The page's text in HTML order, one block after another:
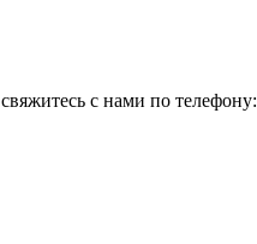
с нами по телефону: